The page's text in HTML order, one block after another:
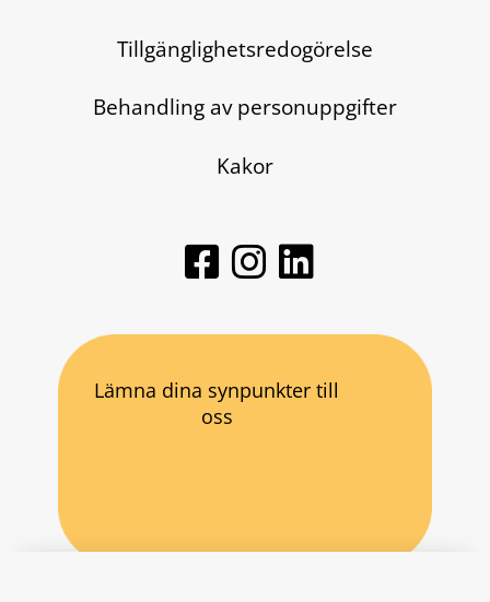
Tillgänglighetsredogörelse
Behandling av personuppgifter
Kakor
Lämna dina synpunkter till
oss